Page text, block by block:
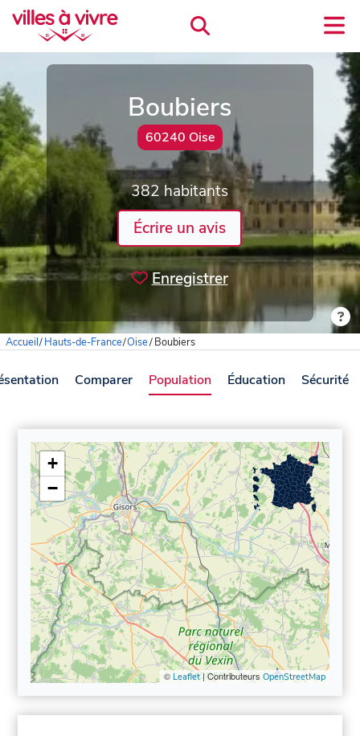
Boubiers
60240 Oise
382 habitants
Écrire un avis
Enregistrer
Accueil/Hauts-de-France/Oise/Boubiers
Comparer Population Éducation Sécurité
+
−
© Leaflet| Contributeurs OpenStreetMap